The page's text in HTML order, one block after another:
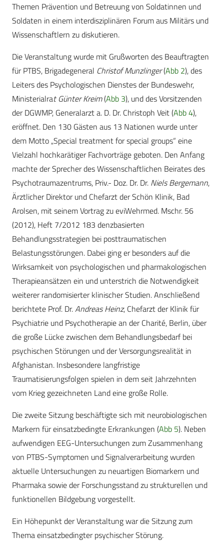
Themen Prävention und Betreuung von Soldatinnen und
Soldaten in einem interdisziplinären Forum aus Militärs und
Wissenschaftlern zu diskutieren.
Die Veranstaltung wurde mit Grußworten des Beauftragten
für PTBS, Brigadegeneral Christof Munzlinger(Abb 2), des
Leiters des Psychologischen Dienstes der Bundeswehr,
Ministerialrat Günter Kreim(Abb 3), und des Vorsitzenden
der DGWMP, Generalarzt a. D. Dr. Christoph Veit (Abb 4),
eröffnet. Den 130 Gästen aus 13 Nationen wurde unter
dem Motto „Special treatment for special groups“ eine
Vielzahl hochkarätiger Fachvorträge geboten. Den Anfang
machte der Sprecher des Wissenschaftlichen Beirates des
Psychotraumazentrums, Priv.- Doz. Dr. Dr. Niels Bergemann,
Ärztlicher Direktor und Chefarzt der Schön Klinik, Bad
Arolsen, mit seinem Vortrag zu eviWehrmed. Mschr. 56
(2012), Heft 7/2012 183 denzbasierten
Behandlungsstrategien bei posttraumatischen
Belastungsstörungen. Dabei ging er besonders auf die
Wirksamkeit von psychologischen und pharmakologischen
Therapieansätzen ein und unterstrich die Notwendigkeit
weiterer randomisierter klinischer Studien. Anschließend
berichtete Prof. Dr.Andreas Heinz, Chefarzt der Klinik für
Psychiatrie und Psychotherapie an der Charité, Berlin, über
die große Lücke zwischen dem Behandlungsbedarf bei
psychischen Störungen und der Versorgungsrealität in
Afghanistan. Insbesondere langfristige
Traumatisierungsfolgen spielen in dem seit Jahrzehnten
vom Krieg gezeichneten Land eine große Rolle.
Die zweite Sitzung beschäftigte sich mit neurobiologischen
Markern für einsatzbedingte Erkrankungen (Abb 5). Neben
aufwendigen EEG-Untersuchungen zum Zusammenhang
von PTBS-Symptomen und Signalverarbeitung wurden
aktuelle Untersuchungen zu neuartigen Biomarkern und
Pharmaka sowie der Forschungsstand zu strukturellen und
funktionellen Bildgebung vorgestellt.
Ein Höhepunkt der Veranstaltung war die Sitzung zum
Thema einsatzbedingter psychischer Störung.